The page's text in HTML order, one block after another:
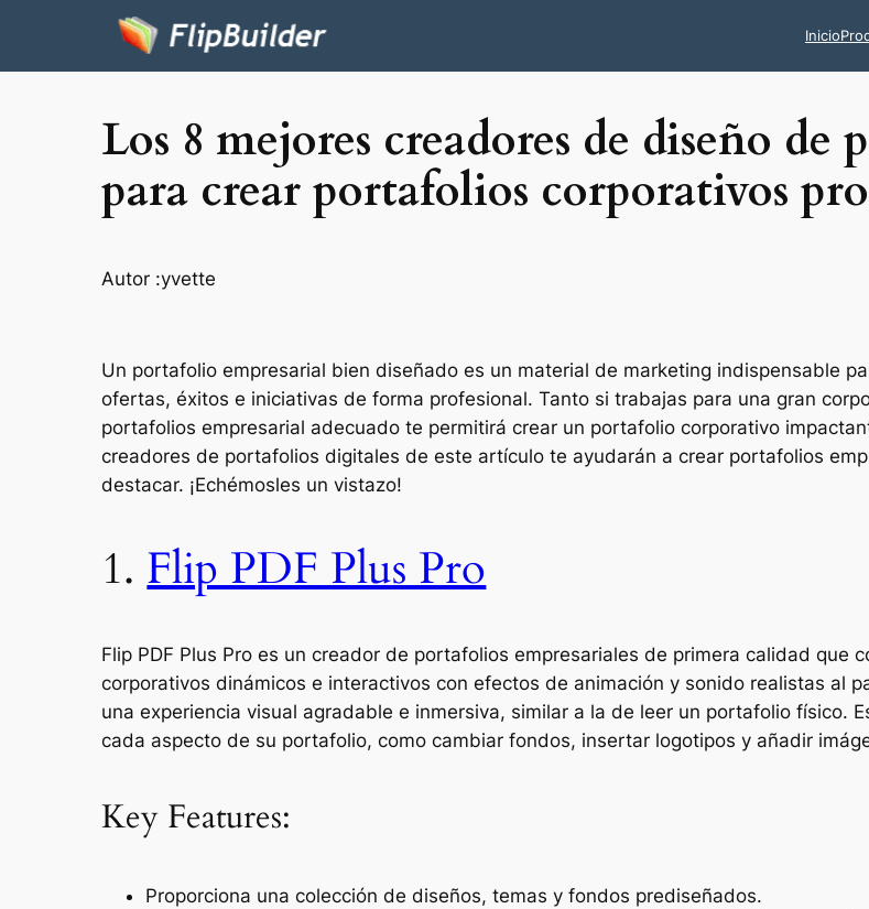
Inicio
Los 8 mejores creadores de diseño de
para crear portafolios corporativos
Autor :yvette
Un portafolio empresarial bien diseñado es un material de marketing indispensable
ofertas, éxitos e iniciativas de forma profesional. Tanto si trabajas para una gran
portafolios empresarial adecuado te permitirá crear un portafolio corporativo
creadores de portafolios digitales de este artículo te ayudarán a crear portafolios
destacar. ¡Echémosles un vistazo!
1.Flip PDF Plus Pro
Flip PDF Plus Pro es un creador de portafolios empresariales de primera calidad que
corporativos dinámicos e interactivos con efectos de animación y sonido realistas al
una experiencia visual agradable e inmersiva, similar a la de leer un portafolio físico.
cada aspecto de su portafolio, como cambiar fondos, insertar logotipos y añadir
Key Features:
Proporciona una colección de diseños, temas y fondos prediseñados.